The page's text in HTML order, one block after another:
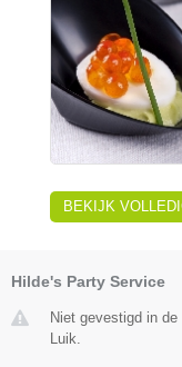
BEKIJK
Hilde's Party Service
Niet gevestigd in
Luik.